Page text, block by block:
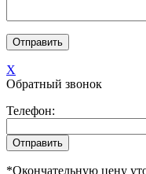
X
Обратный звонок
Телефон:
*Окончательную цену